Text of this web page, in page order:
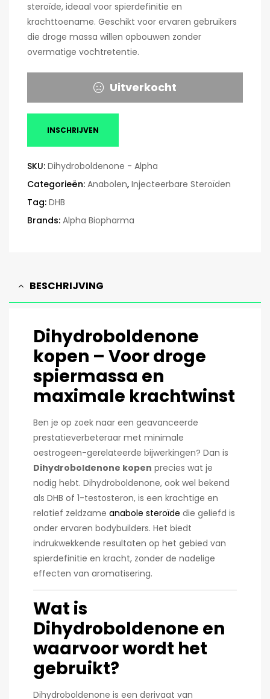
steroïde, ideaal voor spierdefinitie en
krachttoename. Geschikt voor ervaren gebruikers
die droge massa willen opbouwen zonder
overmatige vochtretentie.
Uitverkocht
INSCHRIJVEN
SKU: Dihydroboldenone - Alpha
Categorieën: Anabolen, Injecteerbare Steroïden
Tag: DHB
Brands: Alpha Biopharma
BESCHRIJVING
Dihydroboldenone
kopen – Voor droge
spiermassa en
maximale krachtwinst
Ben je op zoek naar een geavanceerde
prestatieverbeteraar met minimale
oestrogeen-gerelateerde bijwerkingen? Dan is
Dihydroboldenone kopen precies wat je
nodig hebt. Dihydroboldenone, ook wel bekend
als DHB of 1-testosteron, is een krachtige en
relatief zeldzame anabole steroïde die geliefd is
onder ervaren bodybuilders. Het biedt
indrukwekkende resultaten op het gebied van
spierdefinitie en kracht, zonder de nadelige
effecten van aromatisering.
Wat is
Dihydroboldenone en
waarvoor wordt het
gebruikt?
Dihydroboldenone is een derivaat van